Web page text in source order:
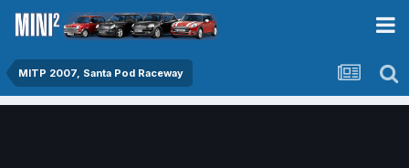
MITP 2007, Santa Pod Raceway